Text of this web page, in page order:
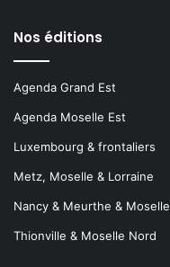
Nos éditions
Agenda Grand Est
Agenda Moselle Est
Luxembourg & frontaliers
Metz, Moselle & Lorraine
Nancy & Meurthe & Moselle
Thionville & Moselle Nord